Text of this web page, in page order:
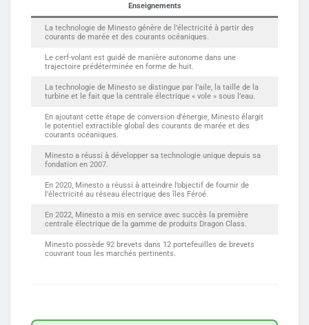
Enseignements
La technologie de Minesto génère de l’électricité à partir des
courants de marée et des courants océaniques.
Le cerf-volant est guidé de manière autonome dans une
trajectoire prédéterminée en forme de huit.
La technologie de Minesto se distingue par l’aile, la taille de la
turbine et le fait que la centrale électrique « vole » sous l’eau.
En ajoutant cette étape de conversion d’énergie, Minesto élargit
le potentiel extractible global des courants de marée et des
courants océaniques.
Minesto a réussi à développer sa technologie unique depuis sa
fondation en 2007.
En 2020, Minesto a réussi à atteindre l’objectif de fournir de
l’électricité au réseau électrique des îles Féroé.
En 2022, Minesto a mis en service avec succès la première
centrale électrique de la gamme de produits Dragon Class.
Minesto possède 92 brevets dans 12 portefeuilles de brevets
couvrant tous les marchés pertinents.